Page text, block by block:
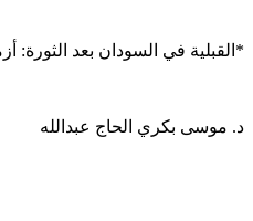
*القبلية في السودان بعد الثورة:
د. موسى بكري الحاج عبدالله